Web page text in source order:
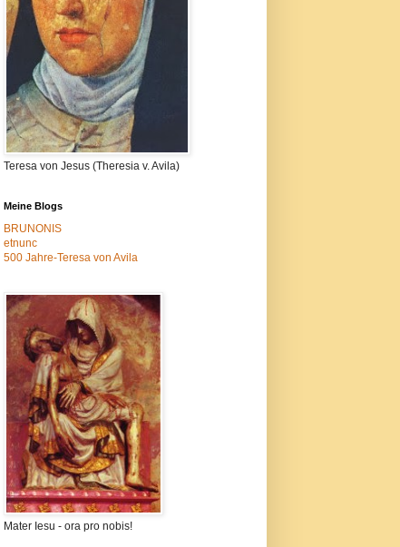
Teresa von Jesus (Theresia v. Avila)
Meine Blogs
BRUNONIS
etnunc
500 Jahre-Teresa von Avila
Mater Iesu - ora pro nobis!